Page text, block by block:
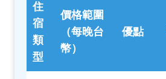
住
宿
類
型
價格範圍
（每晚台
幣）
優點